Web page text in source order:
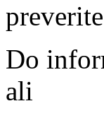
Do
ali